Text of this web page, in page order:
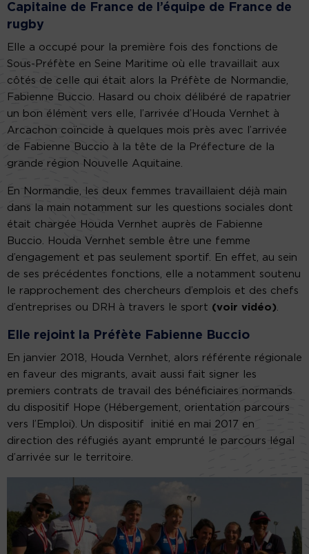
Capitaine de France de l’équipe de France de
rugby
Elle a occupé pour la première fois des fonctions de
Sous-Préfète en Seine Maritime où elle travaillait aux
côtés de celle qui était alors la Préfète de Normandie,
Fabienne Buccio. Hasard ou choix délibéré de rapatrier
un bon élément vers elle, l’arrivée d’Houda Vernhet à
Arcachon coïncide à quelques mois près avec l’arrivée
de Fabienne Buccio à la tête de la Préfecture de la
grande région Nouvelle Aquitaine.
En Normandie, les deux femmes travaillaient déjà main
dans la main notamment sur les questions sociales dont
était chargée Houda Vernhet auprès de Fabienne
Buccio. Houda Vernhet semble être une femme
d’engagement et pas seulement sportif. En effet, au sein
de ses précédentes fonctions, elle a notamment soutenu
le rapprochement des chercheurs d’emplois et des chefs
d’entreprises ou DRH à travers le sport (voir vidéo)
Elle rejoint la Préfète Fabienne Buccio
En janvier 2018, Houda Vernhet, alors référente régionale
en faveur des migrants, avait aussi fait signer les
premiers contrats de travail des bénéficiaires normands
du dispositif Hope (Hébergement, orientation parcours
vers l’Emploi). Un dispositif initié en mai 2017 en
direction des réfugiés ayant emprunté le parcours légal
d’arrivée sur le territoire.